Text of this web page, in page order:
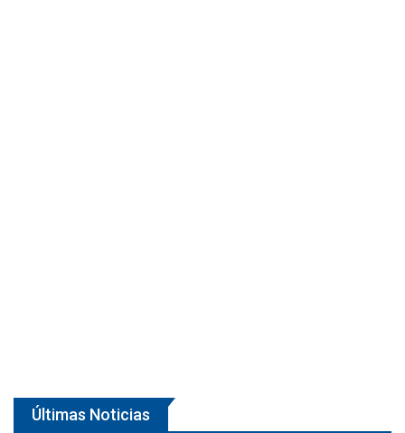
Últimas Noticias